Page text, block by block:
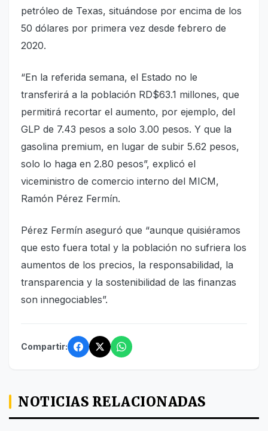
petróleo de Texas, situándose por encima de los
50 dólares por primera vez desde febrero de
2020.
“En la referida semana, el Estado no le
transferirá a la población RD$63.1 millones, que
permitirá recortar el aumento, por ejemplo, del
GLP de 7.43 pesos a solo 3.00 pesos. Y que la
gasolina premium, en lugar de subir 5.62 pesos,
solo lo haga en 2.80 pesos”, explicó el
viceministro de comercio interno del MICM,
Ramón Pérez Fermín.
Pérez Fermín aseguró que “aunque quisiéramos
que esto fuera total y la población no sufriera los
aumentos de los precios, la responsabilidad, la
transparencia y la sostenibilidad de las finanzas
son innegociables”.
Compartir:
NOTICIAS RELACIONADAS